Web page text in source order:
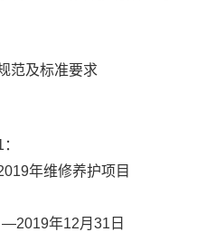
范及标准要求
：
年维修养护项目
年12月31日